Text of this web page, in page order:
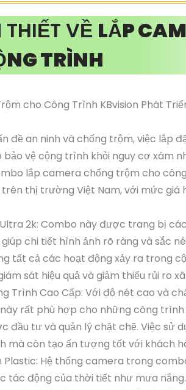
VỀ LẮP
TRÌNH
cho Công Trình KBvision Phát
đề an ninh và chống trộm, việc lắp
bảo vệ cộng trình khỏi nguy cơ xâm
lắp camera chống trộm cho
thị trường Việt Nam, với mức giá
2k: Combo này được trang bị
chi tiết hình ảnh rõ ràng và sắc
tất cả các hoạt động xảy ra trong
sát hiệu quả và giảm thiểu rủi ro
Trình Cao Cấp: Với độ nét cao và
rất phù hợp cho những công
đầu tư và quản lý chặt chẽ. Việc sử
mà còn tạo ấn tượng tốt với khách
Plastic: Hệ thống camera trong
tác động của thời tiết như mưa